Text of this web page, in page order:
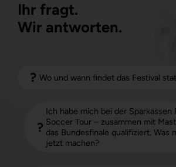
Ihr fragt.
Wir antworten.
Wo und wann findet das Festival
Ich habe mich bei der Sparkassen
Soccer Tour – zusammen mit
das Bundesfinale qualifiziert. Was
jetzt machen?